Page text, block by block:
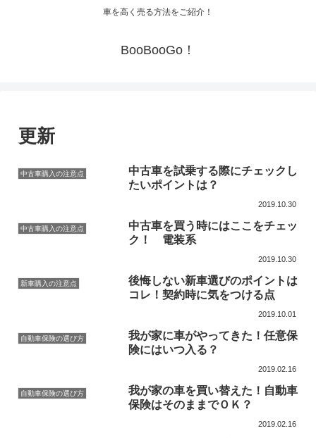
車を高く売る方法をご紹介！
BooBooGo！
更新
中古車購入の注意点
中古車を試乗する際にチェックし
たいポイントは？
2019.10.30
中古車購入の注意点
中古車を買う時にはここをチェッ
ク！ 電装系
2019.10.30
新車購入の注意点
後悔しない新車選びのポイントは
コレ！契約時に気をつける点
2019.10.01
自動車保険の選び方
我が家に車がやってきた！任意保
険にはいつ入る？
2019.02.16
自動車保険の選び方
我が家の車を買い替えた！自動車
保険はそのままでＯＫ？
2019.02.16